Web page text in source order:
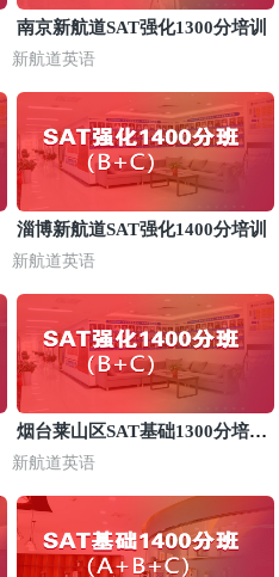
南京新航道SAT强化1300分培训
新航道英语
淄博新航道SAT强化1400分培训
新航道英语
烟台莱山区SAT基础1300分培训
班
新航道英语